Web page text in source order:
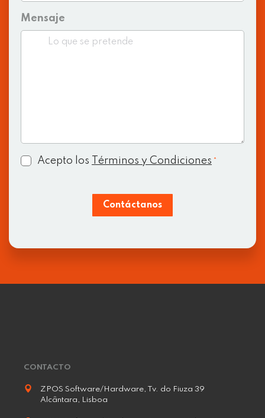
Mensaje
Consent*
Acepto los Términos y Condiciones *
Contáctanos
CONTACTO
ZPOS Software/Hardware, Tv. do Fiuza 39
Alcântara, Lisboa